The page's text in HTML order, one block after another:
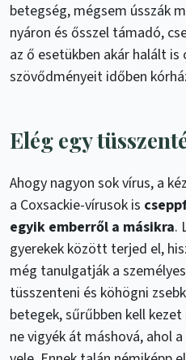
betegség, mégsem ússzák
nyáron és ősszel támadó,
az ő esetükben akár halált
szövődményeit időben
Elég egy
Ahogy nagyon sok vírus, a
a Coxsackie-vírusok is
egyik emberről a másikra.
gyerekek között terjed el,
még tanulgatják a
tüsszenteni és köhögni
betegek, sűrűbben kell
ne vigyék át máshová, ahol